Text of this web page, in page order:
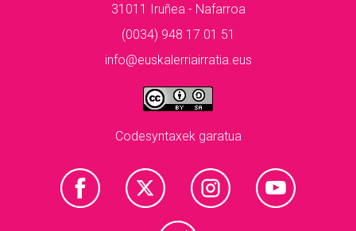
31011 Iruñea - Nafarroa
(0034) 948 17 01 51
info@euskalerriairratia.eus
Codesyntaxek garatua